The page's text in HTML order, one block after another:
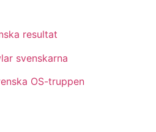
resultat
svenskarna
OS-truppen